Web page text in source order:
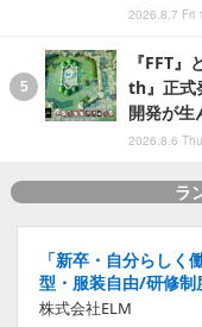
2026.8.7 Fri
『FFT
th』正式
開発が生
2026.8.6
ラ
「新卒・自分らし
型・服装自由/研修制
株式会社ELM